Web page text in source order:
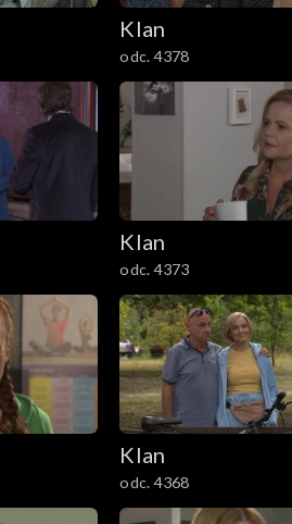
Klan
odc. 4378
Klan
odc. 4373
Klan
odc. 4368